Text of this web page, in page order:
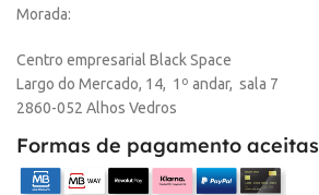
Morada:
Centro empresarial Black Space
Largo do Mercado, 14, 1º andar, sala 7
2860-052 Alhos Vedros
Formas de pagamento aceitas